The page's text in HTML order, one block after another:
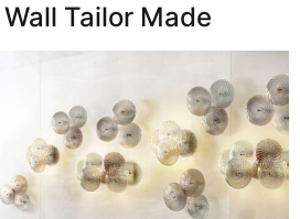
Tailor Made